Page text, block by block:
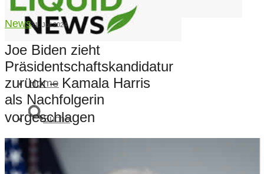
Home
Suche
Menü
News21. Juli 2024
Joe Biden zieht
Präsidentschaftskandidatur
zurück – Kamala Harris
als Nachfolgerin
vorgeschlagen